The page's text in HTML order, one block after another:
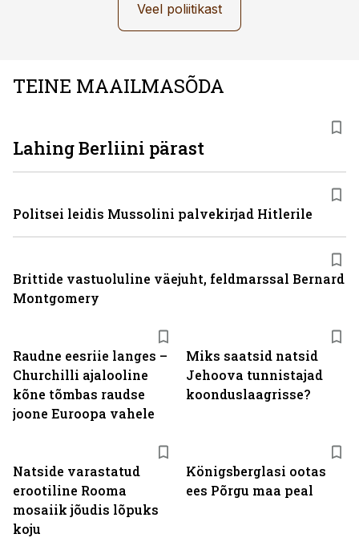
Veel poliitikast
TEINE MAAILMASÕDA
Raudne eesriie langes –
Churchilli ajalooline
kõne tõmbas raudse
joone Euroopa vahele
Miks saatsid natsid
Jehoova tunnistajad
koonduslaagrisse?
Natside varastatud
erootiline Rooma
mosaiik jõudis lõpuks
koju
Königsberglasi ootas
ees Põrgu maa peal
Lahing Berliini pärast
Politsei leidis Mussolini palvekirjad Hitlerile
Brittide vastuoluline väejuht, feldmarssal Bernard
Montgomery